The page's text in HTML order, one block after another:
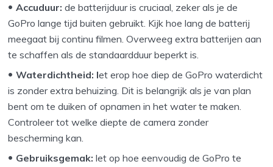
Accuduur:de batterijduur is cruciaal, zeker als je de
GoPro lange tijd buiten gebruikt. Kijk hoe lang de batterij
meegaat bij continu filmen. Overweeg extra batterijen aan
te schaffen als de standaardduur beperkt is.
Waterdichtheid: let erop hoe diep de GoPro waterdicht
is zonder extra behuizing. Dit is belangrijk als je van plan
bent om te duiken of opnamen in het water te maken.
Controleer tot welke diepte de camera zonder
bescherming kan.
Gebruiksgemak: let op hoe eenvoudig de GoPro te